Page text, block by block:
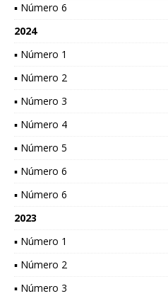
▪ Número 6
2024
▪ Número 1
▪ Número 2
▪ Número 3
▪ Número 4
▪ Número 5
▪ Número 6
▪ Número 6
2023
▪ Número 1
▪ Número 2
▪ Número 3